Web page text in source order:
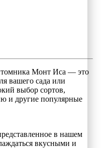
Монт Иса — это
вашего сада или
выбор сортов,
и другие популярные
в нашем
вкусными и